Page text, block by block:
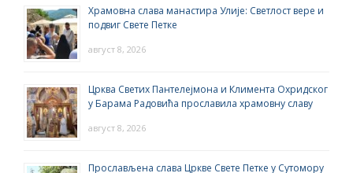
Храмовна слава манастира Улије: Светлост вере и
подвиг Свете Петке
август 8, 2026
Црква Светих Пантелејмона и Климента Охридског
у Барама Радовића прославила храмовну славу
август 8, 2026
Прослављена слава Цркве Свете Петке у Сутомору